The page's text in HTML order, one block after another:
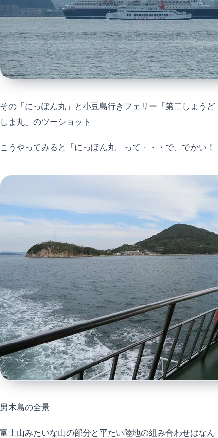
その「にっぽん丸」と小豆島行きフェリー「第二しょうど
しま丸」のツーショット
こうやってみると「にっぽん丸」って・・・で、でかい！
男木島の全景
富士山みたいな山の部分と平たい陸地の組み合わせはなん